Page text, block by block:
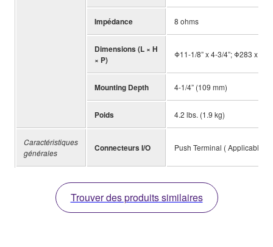
Impédance 8 ohms
Dimensions (L × H
× P)
Φ11-1/8” x 4-3/4”; Φ283 x
Mounting Depth 4-1/4” (109 mm)
Poids 4.2 lbs. (1.9 kg)
Caractéristiques
générales
Connecteurs I/O Push Terminal ( Applicable
Trouver des produits similaires